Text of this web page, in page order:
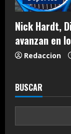
Nick Hardt,
avanzan en
Redaccion
BUSCAR